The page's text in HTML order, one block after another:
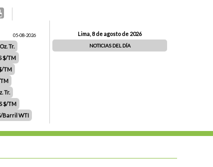
05-08-2026
Tr.
$/TM
TM
Tr.
$/TM
Barril WTI
Lima, 8 de agosto de 2026
NOTICIAS DEL DÍA